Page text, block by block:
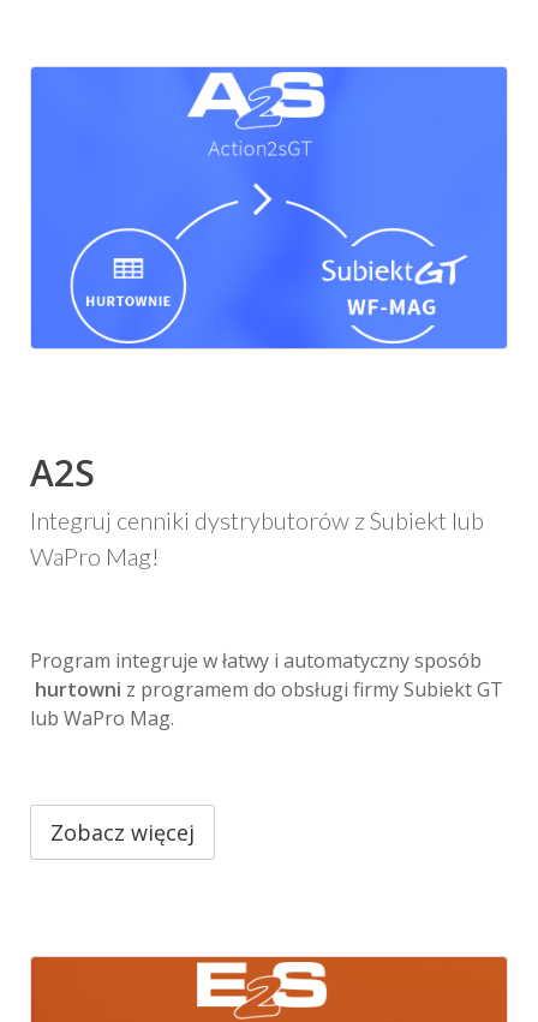
A2S
Integruj cenniki dystrybutorów z Subiekt lub
WaPro Mag!
Program integruje w łatwy i automatyczny sposób
hurtowni z programem do obsługi firmy Subiekt GT
lub WaPro Mag.
Zobacz więcej